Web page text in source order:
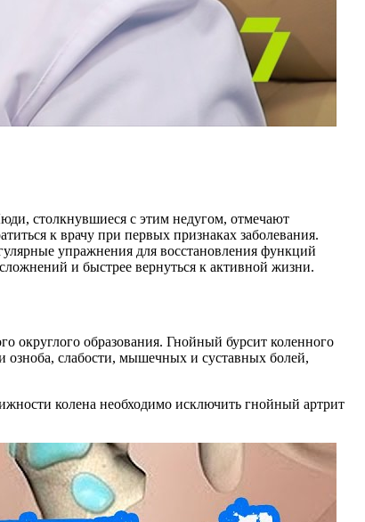
столкнувшиеся с этим недугом, отмечают
к врачу при первых признаках заболевания.
упражнения для восстановления функций
и быстрее вернуться к активной жизни.
округлого образования. Гнойный бурсит коленного
озноба, слабости, мышечных и суставных болей,
колена необходимо исключить гнойный артрит